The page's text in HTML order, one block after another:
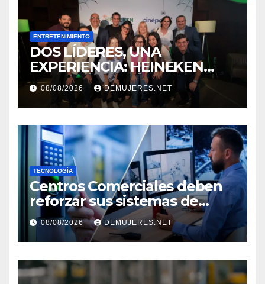
ENTRETENIMIENTO
DOS LÍDERES, UNA
EXPERIENCIA: HEINEKEN
PANAMÁ Y CINÉPOLIS
TRANSFORMAN LA FORMA
DE VIVIR EL CINE
08/08/2026 DEMUJERES.NET
TECNOLOGÍA
Centros Comerciales deben
reforzar sus sistemas de
seguridad ante el
incremento de visitantes por
el Décimo Tercer Mes
08/08/2026 DEMUJERES.NET